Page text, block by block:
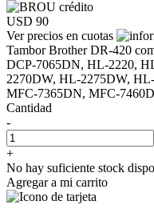
USD 90
Ver precios en cuotas
Tambor Brother DR-420
DCP-7065DN, HL-2220,
2270DW, HL-2275DW,
MFC-7365DN, MFC-
Cantidad
-
+
No hay suficiente stock
Agregar a mi carrito